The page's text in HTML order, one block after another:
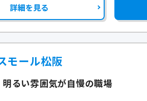
詳細を見る
モール松阪
るい雰囲気が自慢の職場